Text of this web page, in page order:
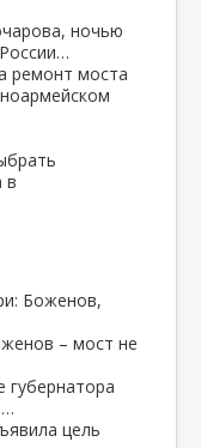
ночью
ремонт моста
в
Боженов,
губернатора
цель